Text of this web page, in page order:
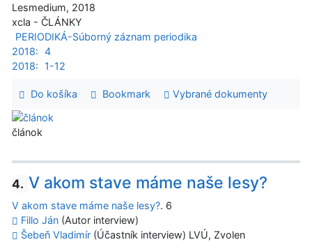
Lesmedium, 2018
xcla - ČLÁNKY
PERIODIKÁ-Súborný záznam periodika
2018: 4
2018:
1-12
Do košíka Bookmark Vybrané dokumenty
článok
4. V akom stave máme naše lesy?
V akom stave máme naše lesy?. 6
Fillo Ján (Autor interview)
Šebeň Vladimír (Účastník interview) LVÚ, Zvolen